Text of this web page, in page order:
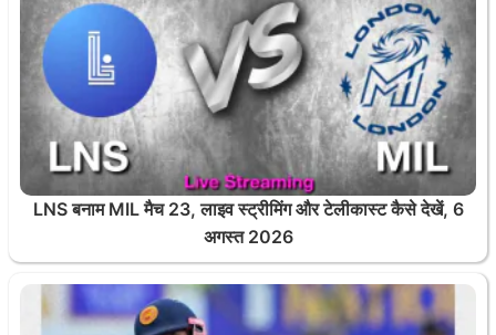
LNS बनाम MIL मैच 23, लाइव स्ट्रीमिंग और टेलीकास्ट कैसे देखें, 6
अगस्त 2026